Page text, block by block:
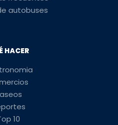
autobuses
HACER
10